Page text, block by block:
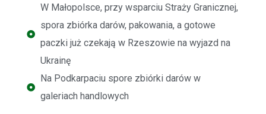
W Małopolsce, przy wsparciu Straży Granicznej,
spora zbiórka darów, pakowania, a gotowe
paczki już czekają w Rzeszowie na wyjazd na
Ukrainę
Na Podkarpaciu spore zbiórki darów w
galeriach handlowych